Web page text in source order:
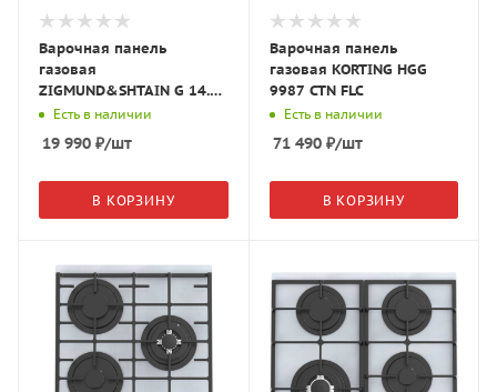
Варочная панель
газовая
ZIGMUND&SHTAIN G 14.4
W Есть в наличии
19 990 ₽/шт
В КОРЗИНУ
Варочная панель
газовая KORTING HGG
9987 CTN FLC
Есть в наличии
71 490₽/шт
В КОРЗИНУ